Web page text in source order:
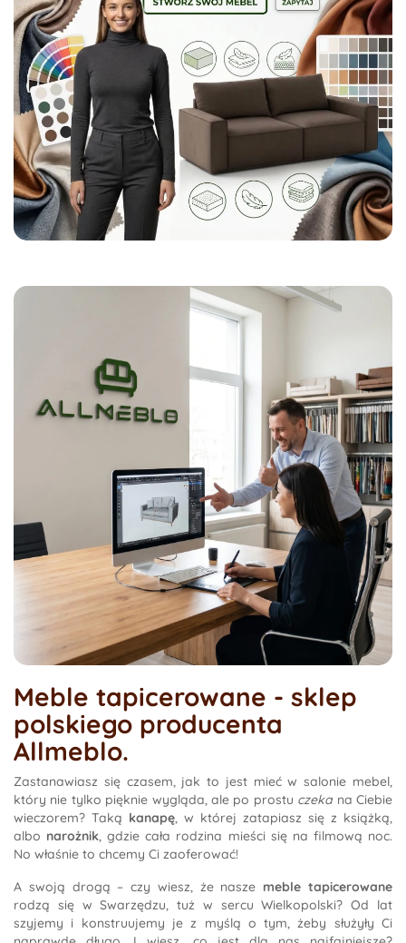
Meble tapicerowane - sklep
polskiego producenta
Allmeblo.
Zastanawiasz się czasem, jak to jest mieć w salonie mebel,
który nie tylko pięknie wygląda, ale po prostu czekana Ciebie
wieczorem? Taką kanapę, w której zatapiasz się z książką,
albo narożnik, gdzie cała rodzina mieści się na filmową noc.
No właśnie to chcemy Ci zaoferować!
A swoją drogą – czy wiesz, że nasze meble tapicerowane
rodzą się w Swarzędzu, tuż w sercu Wielkopolski? Od lat
szyjemy i konstruujemy je z myślą o tym, żeby służyły Ci